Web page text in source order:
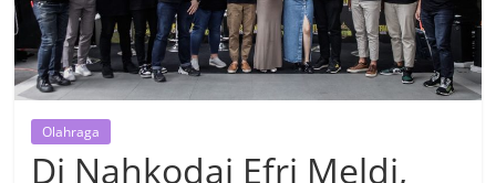
Olahraga
Di Nahkodai Efri Meldi,